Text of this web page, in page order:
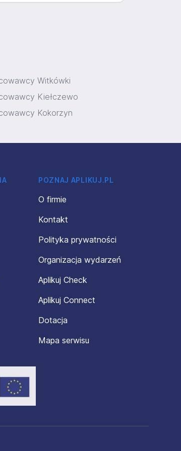
Witkówki
Kiełczewo
Kokorzyn
POZNAJ APLIKUJ.PL
O firmie
Kontakt
Polityka prywatności
Organizacja wydarzeń
Aplikuj Check
Aplikuj Connect
Dotacja
Mapa serwisu